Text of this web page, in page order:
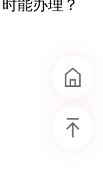
能办理？